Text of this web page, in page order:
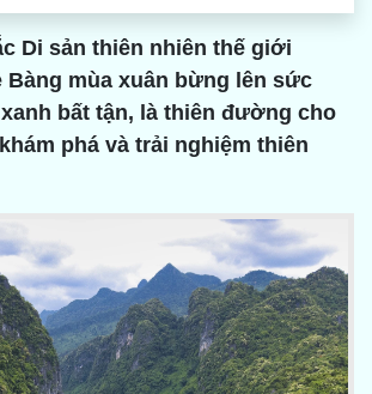
Di sản thiên nhiên thế giới
Bàng mùa xuân bừng lên sức
bất tận, là thiên đường cho
phá và trải nghiệm thiên